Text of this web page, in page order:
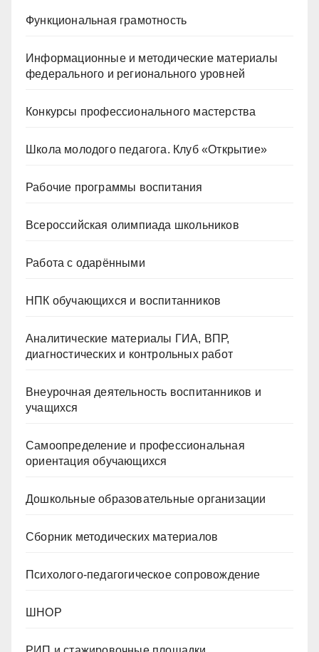
Функциональная грамотность
Информационные и методические материалы
федерального и регионального уровней
Конкурсы профессионального мастерства
Школа молодого педагога. Клуб «Открытие»
Рабочие программы воспитания
Всероссийская олимпиада школьников
Работа с одарёнными
НПК обучающихся и воспитанников
Аналитические материалы ГИА, ВПР,
диагностических и контрольных работ
Внеурочная деятельность воспитанников и
учащихся
Самоопределение и профессиональная
ориентация обучающихся
Дошкольные образовательные организации
Сборник методических материалов
Психолого-педагогическое сопровождение
ШНОР